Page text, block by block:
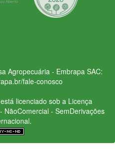
Agropecuária - Embrapa SAC:
fale-conosco
licenciado sob a Licença
NãoComercial - SemDerivações